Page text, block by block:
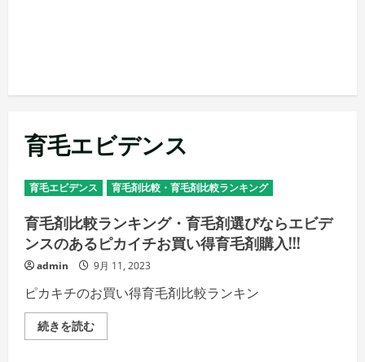
育毛エビデンス
育毛エビデンス 育毛剤比較・育毛剤比較ランキング
育毛剤比較ランキング・育毛剤選びならエビデ
ンスのあるピカイチお買い得育毛剤購入!!!
admin 9月 11, 2023
ピカキチのお買い得育毛剤比較ランキン
続きを読む育
毛